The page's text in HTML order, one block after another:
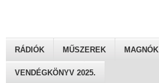
RÁDIÓK MŰSZEREK MAGNÓK
VENDÉGKÖNYV 2025.